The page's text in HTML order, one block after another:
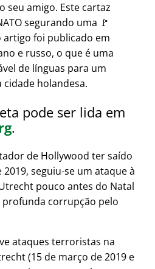
seu amigo. Este cartaz
segurando uma 🚩
artigo foi publicado em
e russo, o que é uma
de línguas para um
holandesa.
pode ser lida em
.
de Hollywood ter saído
seguiu-se um ataque à
pouco antes do Natal
profunda corrupção pelo
ataques terroristas na
(15 de março de 2019 e